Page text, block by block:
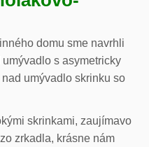
domu sme navrhli
s asymetricky
umývadlo skrinku so
skrinkami, zaujímavo
zrkadla, krásne nám